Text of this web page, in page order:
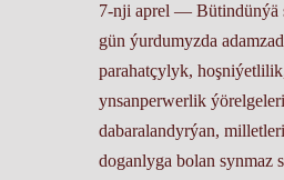
7-nji aprel — Bütindünýä
gün ýurdumyzda
parahatçylyk,
ynsanperwerlik
dabaralandyrýan,
doganlyga bolan synmaz